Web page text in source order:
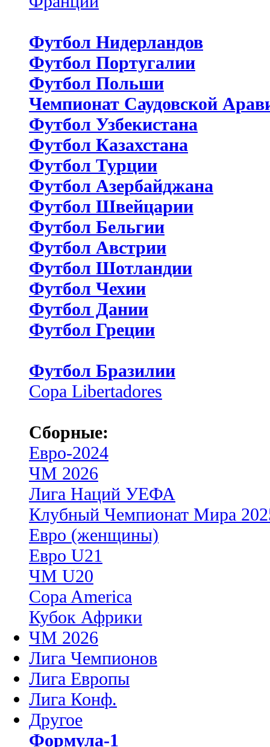
Футбол Нидерландов
Футбол Португалии
Футбол Польши
Чемпионат Саудовской
Футбол Узбекистана
Футбол Казахстана
Футбол Турции
Футбол Азербайджана
Футбол Швейцарии
Футбол Бельгии
Футбол Австрии
Футбол Шотландии
Футбол Чехии
Футбол Дании
Футбол Греции
Футбол Бразилии
Copa Libertadores
Сборные:
Евро-2024
ЧМ 2026
Лига Наций УЕФА
Клубный Чемпионат Мира
Евро (женщины)
Евро U21
ЧМ U20
Copa America
Кубок Африки
ЧМ 2026
Лига Чемпионов
Лига Европы
Лига Конф.
Другое
Формула-1